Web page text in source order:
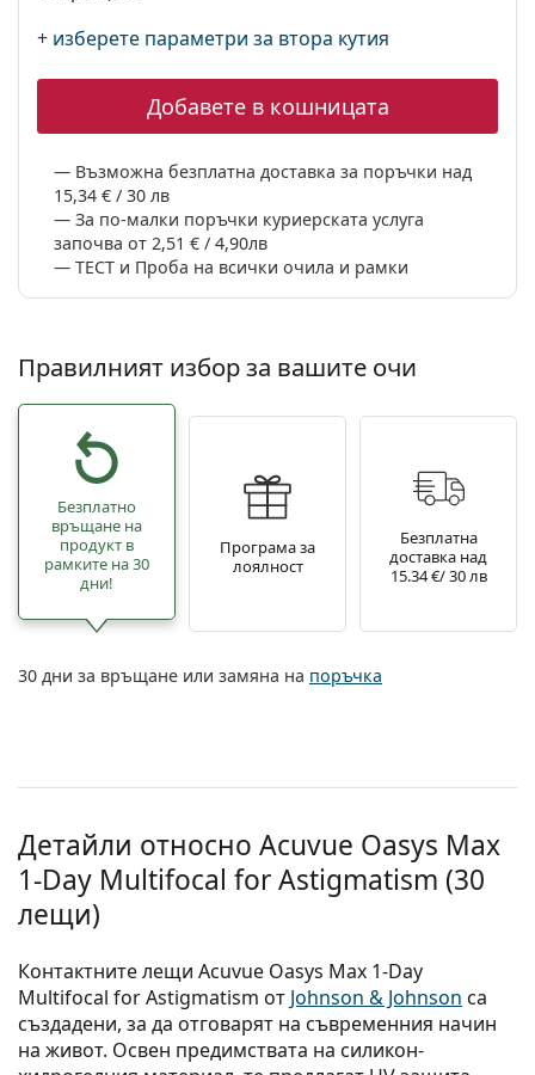
+ изберете параметри за втора кутия
Добавете в кошницата
Възможна безплатна доставка за поръчки над
15,34 € / 30 лв
За по-малки поръчки куриерската услуга
започва от 2,51 € / 4,90лв
ТЕСТ и Проба на всички очила и рамки
Правилният избор за вашите очи
Безплатно
връщане на
продукт в
рамките на 30
дни!
Програма за
лоялност
Безплатна
доставка над
15.34 €/ 30 лв
30 дни за връщане или замяна на поръчка
Детайли относно Acuvue Oasys Max
1-Day Multifocal for Astigmatism (30
лещи)
Контактните лещи Acuvue Oasys Max 1-Day
Multifocal for Astigmatism от Johnson & Johnson са
създадени, за да отговарят на съвременния начин
на живот. Освен предимствата на силикон-